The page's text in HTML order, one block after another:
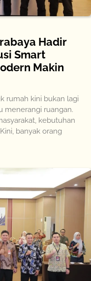
Hadir
Smart
Makin
rumah kini bukan lagi
menerangi ruangan.
kebutuhan
banyak orang